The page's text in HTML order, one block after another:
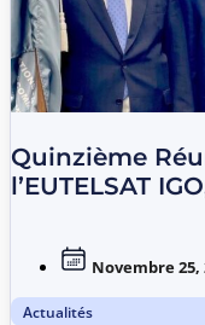
Quinzième
l’EUTELSAT
Novembre 25,
Actualités